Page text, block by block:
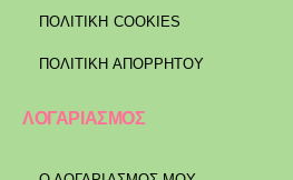
ΠΟΛΙΤΙΚΉ COOKIES
ΠΟΛΙΤΙΚΉ ΑΠΟΡΡΉΤΟΥ
ΛΟΓΑΡΙΑΣΜΟΣ